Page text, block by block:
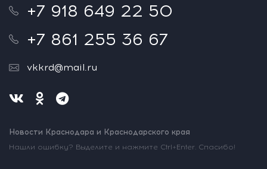
+7 918 649 22 50
+7 861 255 36 67
vkkrd@mail.ru
Новости Краснодара и Краснодарского края
Нашли ошибку? Выделите и нажмите Ctrl+Enter. Спасибо!